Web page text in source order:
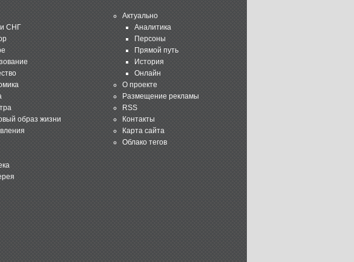
СНГ
образ жизни
Актуально
Аналитика
Персоны
Прямой путь
История
Онлайн
О проекте
Размещение рекламы
RSS
Контакты
Карта сайта
Облако тегов